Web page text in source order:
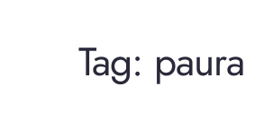
Tag: paura